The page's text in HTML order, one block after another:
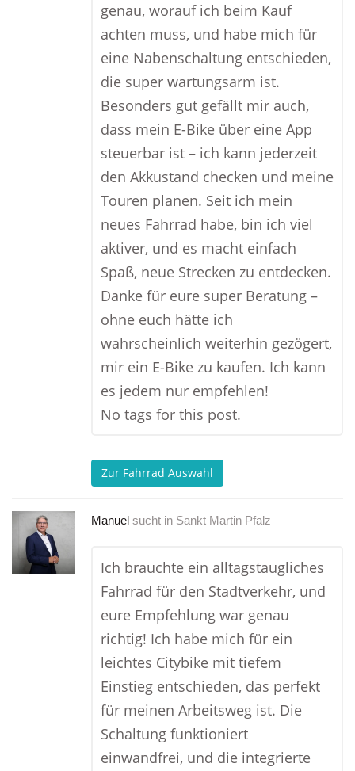
genau, worauf ich beim Kauf
achten muss, und habe mich für
eine Nabenschaltung entschieden,
die super wartungsarm ist.
Besonders gut gefällt mir auch,
dass mein E-Bike über eine App
steuerbar ist – ich kann jederzeit
den Akkustand checken und meine
Touren planen. Seit ich mein
neues Fahrrad habe, bin ich viel
aktiver, und es macht einfach
Spaß, neue Strecken zu entdecken.
Danke für eure super Beratung –
ohne euch hätte ich
wahrscheinlich weiterhin gezögert,
mir ein E-Bike zu kaufen. Ich kann
es jedem nur empfehlen!
No tags for this post.
Zur Fahrrad Auswahl
Manuel sucht in Sankt Martin Pfalz
Ich brauchte ein alltagstaugliches
Fahrrad für den Stadtverkehr, und
eure Empfehlung war genau
richtig! Ich habe mich für ein
leichtes Citybike mit tiefem
Einstieg entschieden, das perfekt
für meinen Arbeitsweg ist. Die
Schaltung funktioniert
einwandfrei, und die integrierte